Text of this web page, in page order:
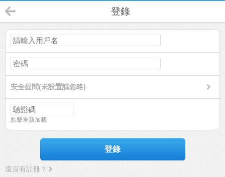
登錄
安全提問(未設置請忽略)
點擊重新加載
登錄
還沒有註冊？